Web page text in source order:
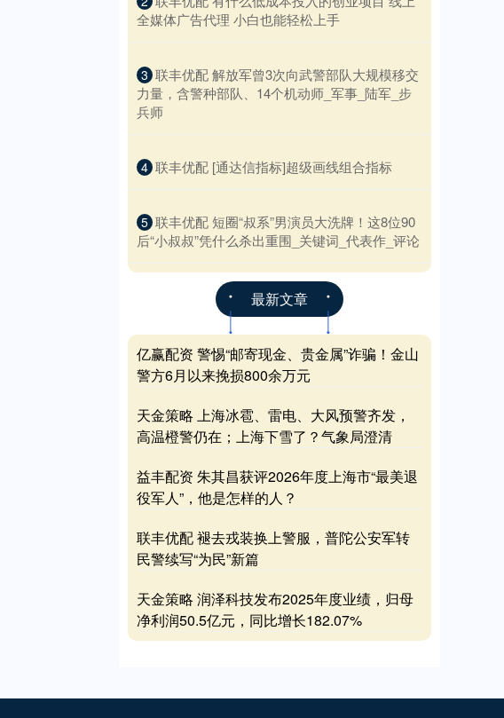
全媒体广告代理 小白也能轻松上手
3 ​联丰优配 解放军曾3次向武警部队大规模移交
力量，含警种部队、14个机动师_军事_陆军_步
兵师
4 ​联丰优配 [通达信指标]超级画线组合指标
5 ​联丰优配 短圈“叔系”男演员大洗牌！这8位90
后“小叔叔”凭什么杀出重围_关键词_代表作_评论
最新文章
亿赢配资 警惕“邮寄现金、贵金属”诈骗！金山
警方6月以来挽损800余万元
天金策略 上海冰雹、雷电、大风预警齐发，
高温橙警仍在；上海下雪了？气象局澄清
益丰配资 朱其昌获评2026年度上海市“最美退
役军人”，他是怎样的人？
联丰优配 褪去戎装换上警服，普陀公安军转
民警续写“为民”新篇
天金策略 润泽科技发布2025年度业绩，归母
净利润50.5亿元，同比增长182.07%